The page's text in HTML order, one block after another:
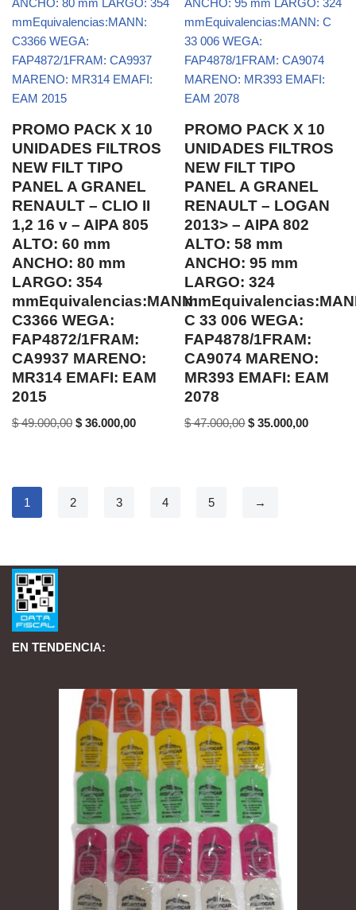
PROMO PACK X 10
UNIDADES FILTROS
NEW FILT TIPO
PANEL A GRANEL
RENAULT – CLIO II
1,2 16 v – AIPA 805
ALTO: 60 mm
ANCHO: 80 mm
LARGO: 354
mmEquivalencias:MANN:
C3366 WEGA:
FAP4872/1FRAM:
CA9937 MARENO:
MR314 EMAFI: EAM
2015
$49.000,00 $ 36.000,00
PROMO PACK X 10
UNIDADES FILTROS
NEW FILT TIPO
PANEL A GRANEL
RENAULT – LOGAN
2013> – AIPA 802
ALTO: 58 mm
ANCHO: 95 mm
LARGO: 324
C 33 006 WEGA:
FAP4878/1FRAM:
CA9074 MARENO:
MR393 EMAFI: EAM
2078
$47.000,00 $ 35.000,00
1 2 3 4 5 →
EN TENDENCIA: